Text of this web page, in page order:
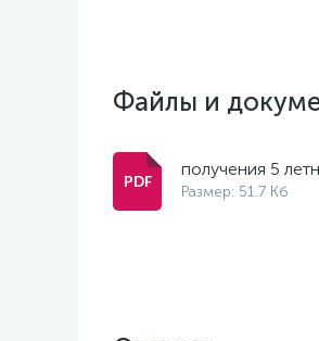
Файлы и
получения 5
Размер: 51.7 Кб